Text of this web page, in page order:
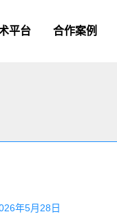
平台 合作案例
年5月28日